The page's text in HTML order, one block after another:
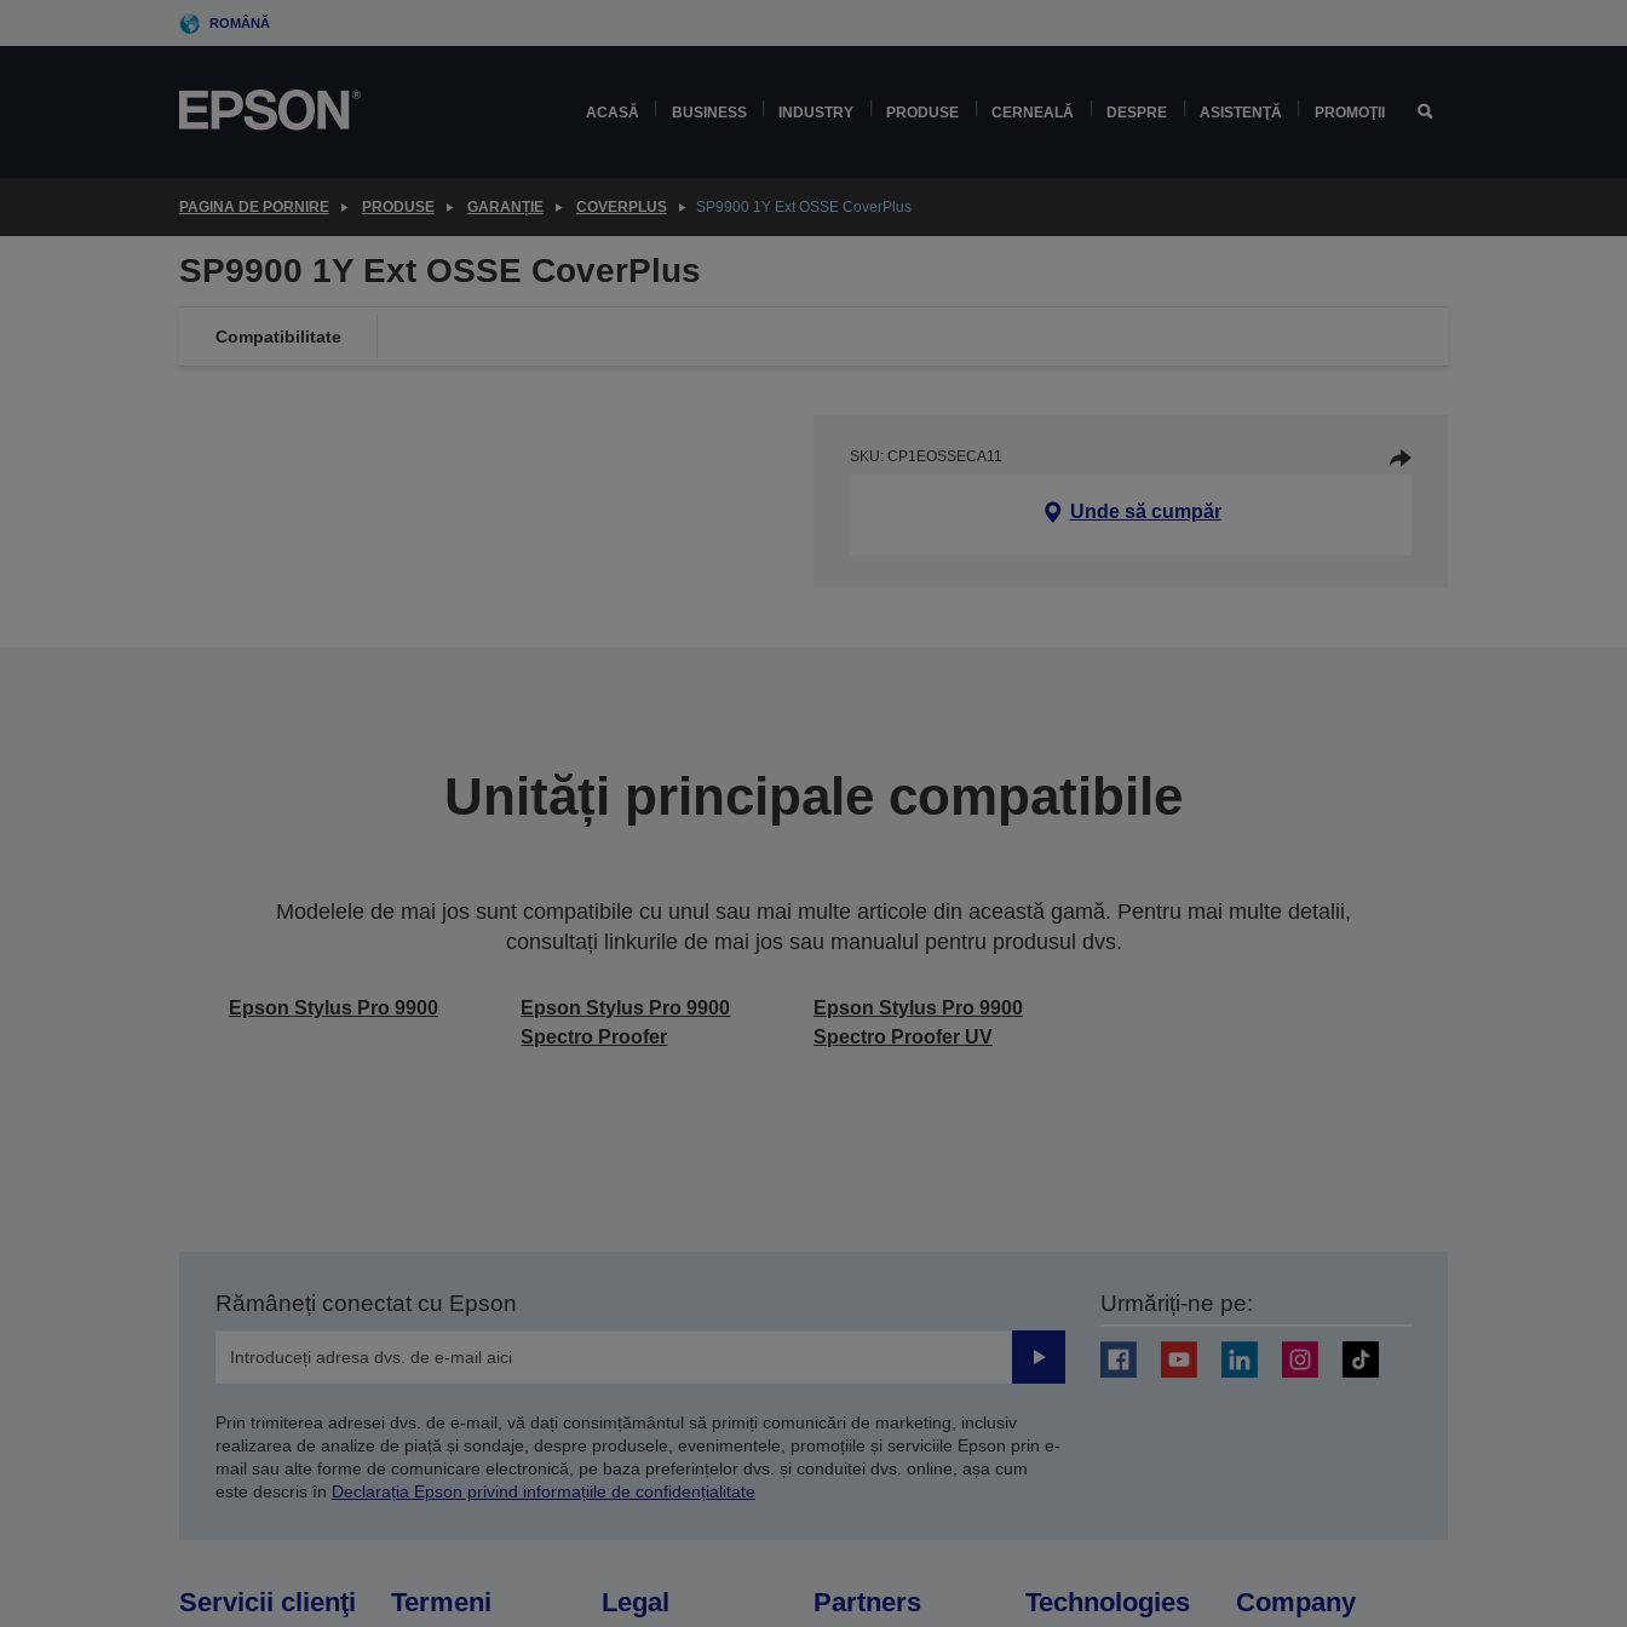
to
ROMÂNĂ
ACASĂ BUSINESS INDUSTRY PRODUSE CERNEALĂ DESPRE ASISTENŢĂ PROMOŢII
PAGINA DE PORNIRE PRODUSE GARANȚIE COVERPLUS SP9900 1Y Ext OSSE CoverPlus
SP9900 1Y Ext OSSE CoverPlus
Compatibilitate
SKU: CP1EOSSECA11
Unde să cumpăr
Unități principale compatibile
Modelele de mai jos sunt compatibile cu unul sau mai multe articole din această gamă. Pentru mai multe detalii,
consultați linkurile de mai jos sau manualul pentru produsul dvs.
Epson Stylus Pro 9900
Epson Stylus Pro 9900
Spectro Proofer
Epson Stylus Pro 9900
Spectro Proofer UV
Rămâneți conectat cu Epson
Trimiteți
Prin trimiterea adresei dvs. de e-mail, vă dați consimțământul să primiți comunicări de marketing, inclusiv
realizarea de analize de piață și sondaje, despre produsele, evenimentele, promoțiile și serviciile Epson prin e-
mail sau alte forme de comunicare electronică, pe baza preferințelor dvs. și conduitei dvs. online, așa cum
este descris în Declarația Epson privind informațiile de confidențialitate
Urmăriți-ne pe:
Servicii clienţi Termeni Legal Partners Technologies Company